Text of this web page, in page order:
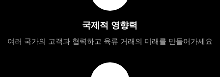
국제적 영향력
여러 국가의 고객과 협력하고 육류 거래의 미래를 만들어가세요